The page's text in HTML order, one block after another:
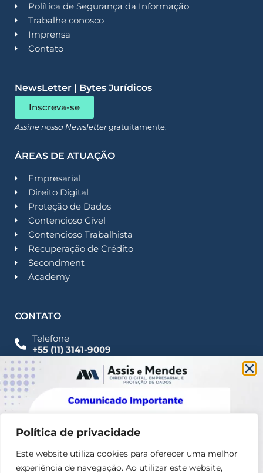
Política de privacidade
Este website utiliza cookies para oferecer uma melhor
experiência de navegação. Ao utilizar este website,
Política de Segurança da Informação
Trabalhe conosco
Imprensa
Contato
NewsLetter | Bytes Jurídicos
Inscreva-se
Assine nossa Newslettergratuitamente.
ÁREAS DE ATUAÇÃO
Empresarial
Direito Digital
Proteção de Dados
Contencioso Cível
Contencioso Trabalhista
Recuperação de Crédito
Secondment
Academy
CONTATO
Telefone
+55 (11) 3141-9009
Imprensa
Fale Conosco
contato@assisemendes.com.br
Alameda Santos, 1165 Paulista - CEP 01419-001 -
SP